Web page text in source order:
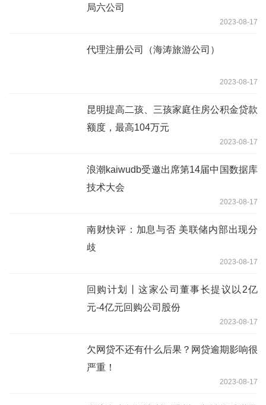
局六公司
2023-08-17
代理注册公司（海涛旅游公司）
2023-08-17
昆明提高二孩、三孩家庭住房公积金贷款
额度，最高104万元
2023-08-17
浪潮kaiwudb受邀出席第14届中国数据库
技术大会
2023-08-17
南财快评：加息与否 美联储内部出现分
歧
2023-08-17
回购计划丨这家公司董事长提议以2亿
元-4亿元回购公司股份
2023-08-17
欠网贷不还有什么后果？网贷逾期影响很
严重！
2023-08-17